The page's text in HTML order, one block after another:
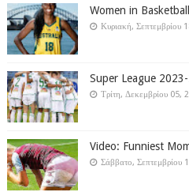
Women in
Κυριακή, Σεπτεμβρίου
Super League
Τρίτη, Δεκεμβρίου 05,
Video: Funniest
Σάββατο, Σεπτεμβρίου